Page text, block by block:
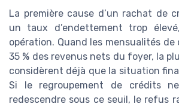
La première cause d’un rachat de
un taux d’endettement trop
opération. Quand les mensualités
35 % des revenus nets du foyer, la
considèrent déjà que la situation
Si le regroupement de crédits
redescendre sous ce seuil, le refus